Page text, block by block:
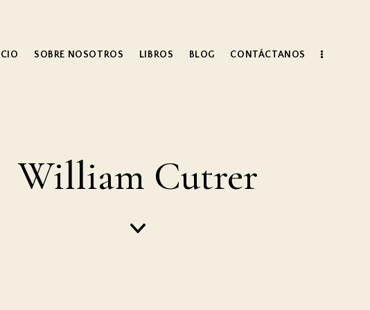
SOBRE NOSOTROS LIBROS BLOG CONTÁCTANOS
William Cutrer